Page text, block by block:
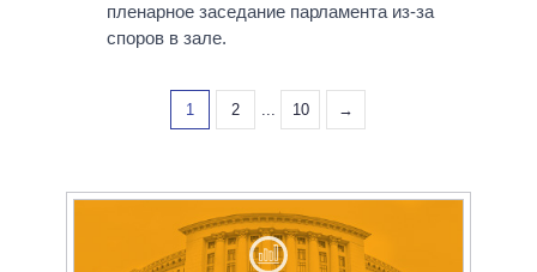
пленарное заседание парламента из-за
споров в зале.
1 2 ... 10 →